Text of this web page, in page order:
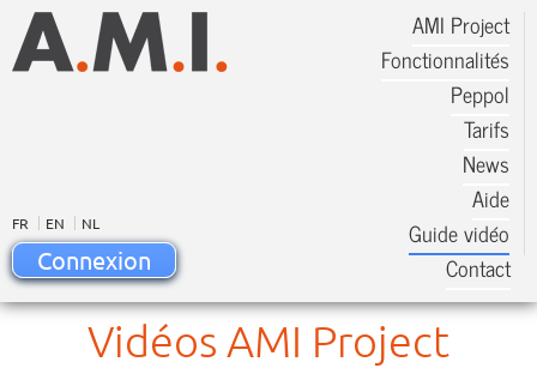
Connexion
FR EN NL
AMI Project
Fonctionnalités
Peppol
Tarifs
News
Aide
Guide vidéo
Contact
Vidéos AMI Project